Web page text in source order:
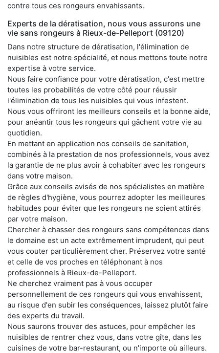
contre tous ces rongeurs envahissants.
Experts de la dératisation, nous vous assurons une
vie sans rongeurs à Rieux-de-Pelleport (09120)
Dans notre structure de dératisation, l'élimination de
nuisibles est notre spécialité, et nous mettons toute notre
expertise à votre service.
Nous faire confiance pour votre dératisation, c'est mettre
toutes les probabilités de votre côté pour réussir
l'élimination de tous les nuisibles qui vous infestent.
Nous vous offriront les meilleurs conseils et la bonne aide,
pour anéantir tous les rongeurs qui gâchent votre vie au
quotidien.
En mettant en application nos conseils de sanitation,
combinés à la prestation de nos professionnels, vous avez
la garantie de ne plus avoir à cohabiter avec les rongeurs
dans votre maison.
Grâce aux conseils avisés de nos spécialistes en matière
de règles d'hygiène, vous pourrez adopter les meilleures
habitudes pour éviter que les rongeurs ne soient attirés
par votre maison.
Chercher à chasser des rongeurs sans compétences dans
le domaine est un acte extrêmement imprudent, qui peut
vous couter particulièrement cher. Préservez votre santé
et celle de vos proches en téléphonant à nos
professionnels à Rieux-de-Pelleport.
Ne cherchez vraiment pas à vous occuper
personnellement de ces rongeurs qui vous envahissent,
au risque d'en subir les conséquences, laissez plutôt faire
des experts du travail.
Nous saurons trouver des astuces, pour empêcher les
nuisibles de rentrer chez vous, dans votre gîte, dans les
cuisines de votre bar-restaurant, ou n'importe où ailleurs.